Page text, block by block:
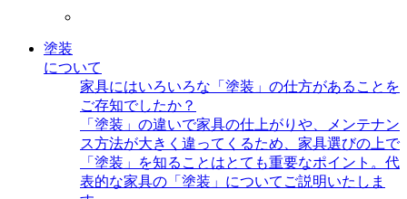
塗装
について
家具にはいろいろな「塗装」の仕方があることを
ご存知でしたか？
「塗装」の違いで家具の仕上がりや、メンテナン
ス方法が大きく違ってくるため、家具選びの上で
「塗装」を知ることはとても重要なポイント。代
表的な家具の「塗装」についてご説明いたしま